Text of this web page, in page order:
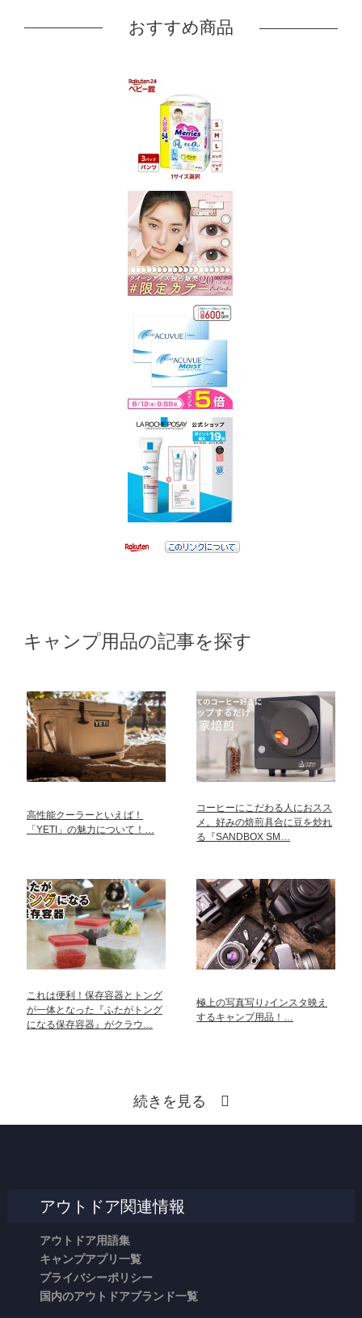
おすすめ商品
キャンプ用品の記事を探す
高性能クーラーといえば！
「YETI」の魅力について！…
コーヒーにこだわる人におスス
メ。好みの焙煎具合に豆を炒れ
る『SANDBOX SM…
これは便利！保存容器とトング
が一体となった『ふたがトング
になる保存容器』がクラウ…
極上の写真写り♪インスタ映え
するキャンプ用品！…
続きを見る
アウトドア関連情報
アウトドア用語集
キャンプアプリ一覧
プライバシーポリシー
国内のアウトドアブランド一覧